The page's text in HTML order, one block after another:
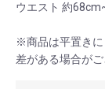
ウエスト 約
※商品は平置きに
差がある場合が